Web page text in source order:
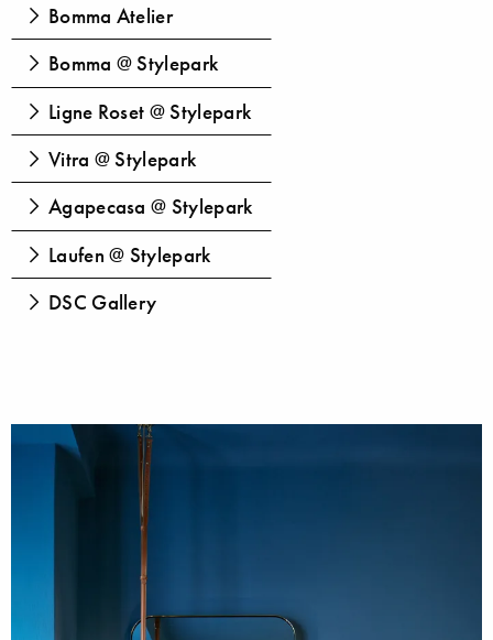
Bomma Atelier
Bomma @ Stylepark
Ligne Roset @ Stylepark
Vitra @ Stylepark
Agapecasa @ Stylepark
Laufen @ Stylepark
DSC Gallery